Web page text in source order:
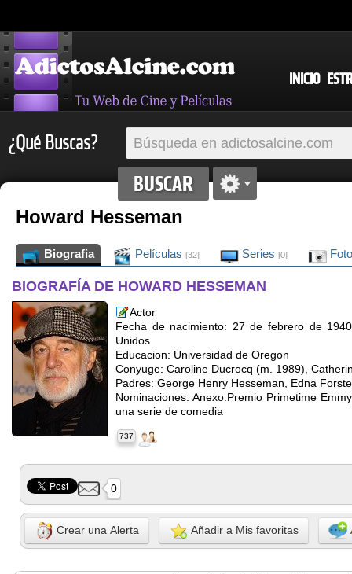
INICIO
¿Qué Buscas?
Howard Hesseman
Biografia Películas [32] Series [0]
BIOGRAFÍA DE HOWARD HESSEMAN
Actor
Fecha de nacimiento: 27 de febrero de
Unidos
Educacion: Universidad de Oregon
Conyuge: Caroline Ducrocq (m. 1989),
Padres: George Henry Hesseman, Edna
Nominaciones: Anexo:Premio Primetime
una serie de comedia
737
0
Crear una Alerta Añadir a Mis favoritas